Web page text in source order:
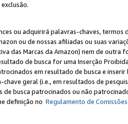
ou adquirirá palavras-chaves,
ou de nossas afiliadas ou suas
das Marcas da Amazon) nem de
de busca for uma Inserção
em resultado de busca e
geral (i.e., em resultados de
de busca patrocinados ou não
definição no Regulamento de Comissões